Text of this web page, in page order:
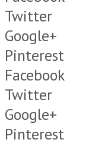
Twitter
Google+
Pinterest
Facebook
Twitter
Google+
Pinterest